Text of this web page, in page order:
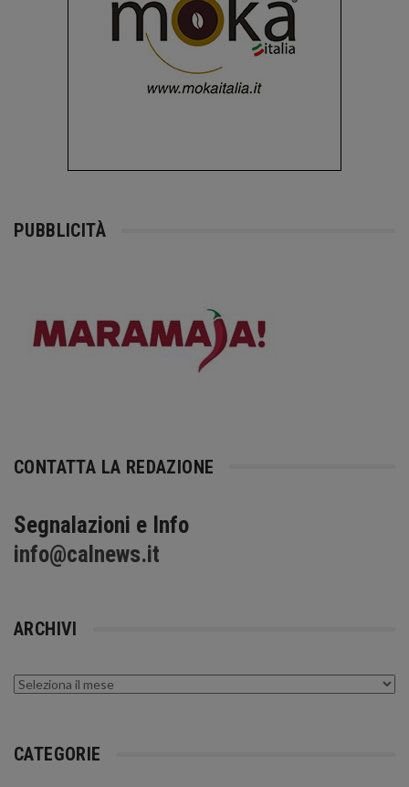
PUBBLICITÀ
CONTATTA LA REDAZIONE
Segnalazioni e Info
info@calnews.it
ARCHIVI
Archivi
CATEGORIE